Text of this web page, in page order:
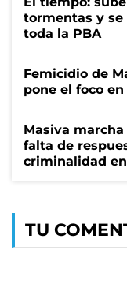
tormentas y se
toda la PBA
Femicidio de
pone el foco
Masiva
falta de
criminalidad
TU